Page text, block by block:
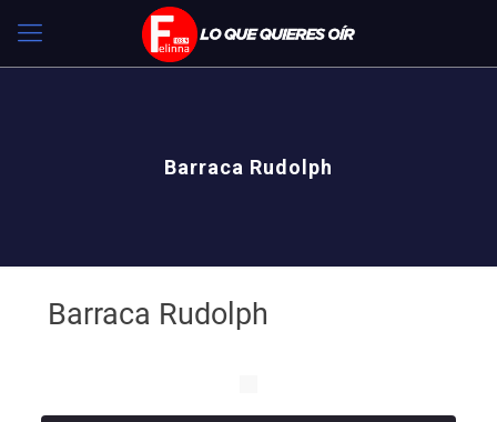
Barraca Rudolph
Barraca Rudolph